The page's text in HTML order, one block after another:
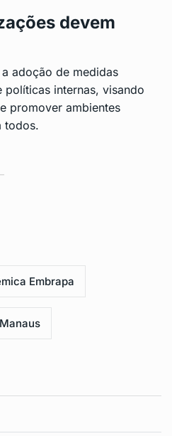
devem
adoção de medidas
políticas internas, visando
promover ambientes
todos.
Embrapa